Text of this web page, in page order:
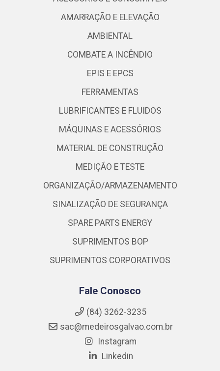
AMARRAÇÃO E ELEVAÇÃO
AMBIENTAL
COMBATE A INCÊNDIO
EPIS E EPCS
FERRAMENTAS
LUBRIFICANTES E FLUIDOS
MÁQUINAS E ACESSÓRIOS
MATERIAL DE CONSTRUÇÃO
MEDIÇÃO E TESTE
ORGANIZAÇÃO/ARMAZENAMENTO
SINALIZAÇÃO DE SEGURANÇA
SPARE PARTS ENERGY
SUPRIMENTOS BOP
SUPRIMENTOS CORPORATIVOS
Fale Conosco
(84) 3262-3235
sac@medeirosgalvao.com.br
Instagram
Linkedin